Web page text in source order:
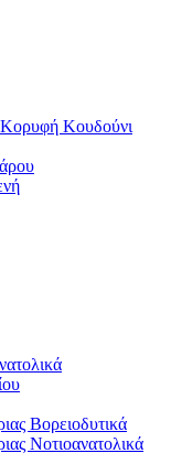
Κουδούνι
Βορειοδυτικά
Νοτιοανατολικά